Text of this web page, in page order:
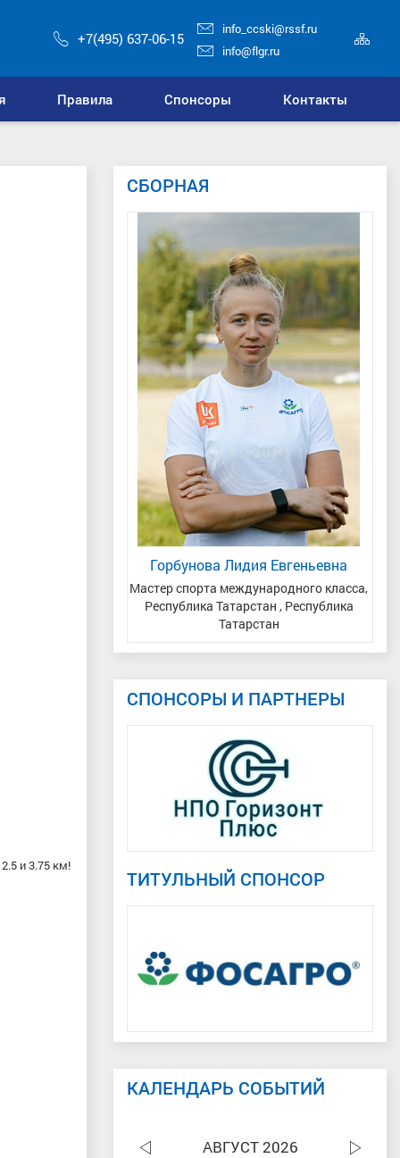
+7(495) 637-06-15
info_ccski@rssf.ru
info@flgr.ru
Правила Спонсоры Контакты
и 3.75 км!
СБОРНАЯ
Горбунова Лидия Евгеньевна
Мастер спорта международного класса,
Республика Татарстан , Республика
Татарстан
СПОНСОРЫ И ПАРТНЕРЫ
ТИТУЛЬНЫЙ СПОНСОР
КАЛЕНДАРЬ СОБЫТИЙ
АВГУСТ 2026